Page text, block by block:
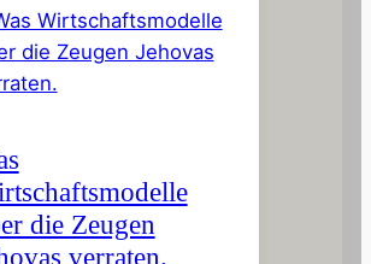
die Zeugen
verraten.